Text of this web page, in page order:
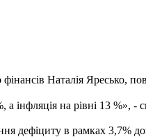
Наталія Яресько,
інфляція на рівні 13 %», -
дефіциту в рамках 3,7%